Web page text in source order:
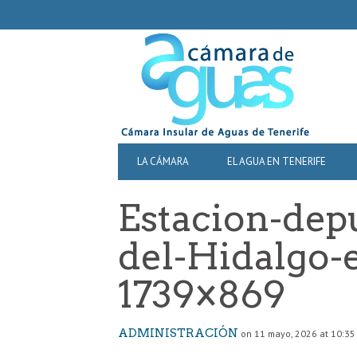
NAVIGATION
PRIMARY
NAVIGATION
LA CÁMARA EL AGUA EN TENERIFE
Estacion-
del-Hidalgo-
1739×869
ADMINISTRACIÓN on 11 mayo, 2026 at 10:35